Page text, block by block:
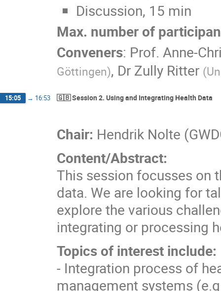
Discussion, 15 min
Max. number of
Conveners: Prof. Anne-
Göttingen), Dr Zully Ritter (
15:05 → 16:53 🇬🇧 Session 2. Using and Integrating Health Data
Chair: Hendrik Nolte
Content/Abstract:
This session focusses on
data. We are looking for
explore the various
integrating or processing
Topics of interest include:
- Integration process of
management systems